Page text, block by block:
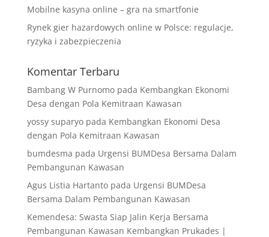
Mobilne kasyna online – gra na smartfonie
Rynek gier hazardowych online w Polsce: regulacje,
ryzyka i zabezpieczenia
Komentar Terbaru
Bambang W Purnomopada Kembangkan Ekonomi
Desa dengan Pola Kemitraan Kawasan
yossy suparyopada Kembangkan Ekonomi Desa
dengan Pola Kemitraan Kawasan
bumdesma pada Urgensi BUMDesa Bersama Dalam
Pembangunan Kawasan
Agus Listia Hartantopada Urgensi BUMDesa
Bersama Dalam Pembangunan Kawasan
Kemendesa: Swasta Siap Jalin Kerja Bersama
Pembangunan Kawasan Kembangkan Prukades |